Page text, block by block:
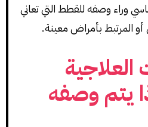
وراء وصفه للقطط التي تعاني
المرتبط بأمراض معينة.
العلاجية
يتم وصفه